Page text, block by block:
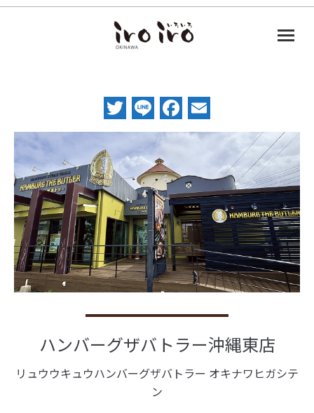
Twitter
LineFacebook
ハンバーグザバトラー沖縄東店
リュウウキュウハンバーグザバトラー オキナワヒガシテ
ン